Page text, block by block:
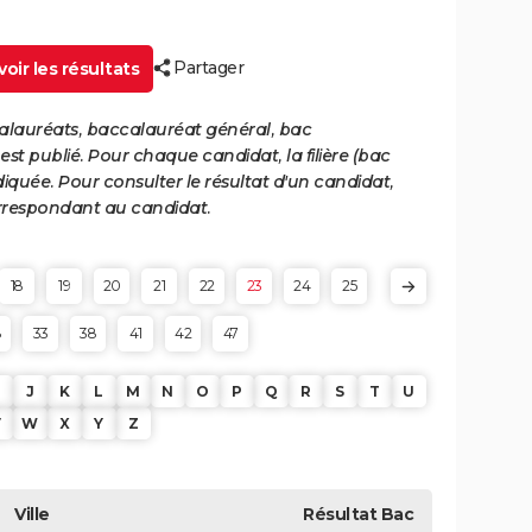
les résultats Partager
baccalauréat général, bac
publié. Pour chaque candidat, la filière (bac
Pour consulter le résultat d'un candidat,
au candidat.
18 19 20 21 22 23 24 25
33 38 41 42 47
J K L M N O P Q R S T
U
W X Y Z
Ville RésultatBac